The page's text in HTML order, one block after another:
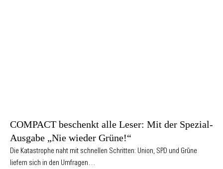
COMPACT beschenkt alle Leser: Mit der Spezial-
Ausgabe „Nie wieder Grüne!“
Die Katastrophe naht mit schnellen Schritten: Union, SPD und Grüne
liefern sich in den Umfragen…